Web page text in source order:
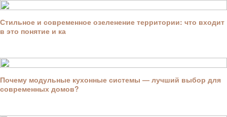
Стильное и современное озеленение территории: что входит
в это понятие и ка
Почему модульные кухонные системы — лучший выбор для
современных домов?